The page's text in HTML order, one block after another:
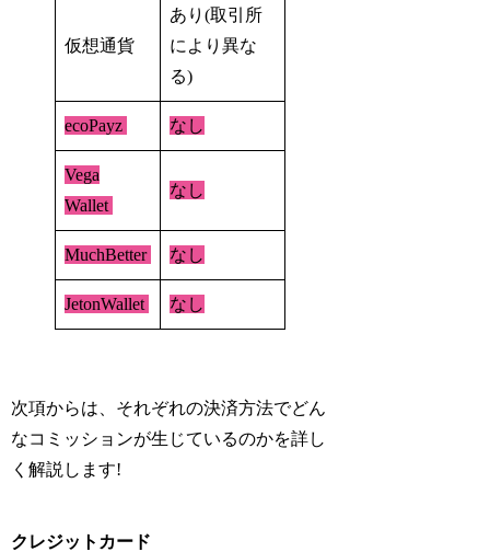
仮想通貨
あり(取引所
により異な
る)
ecoPayz なし
Vega
Wallet
なし
MuchBetter なし
JetonWallet なし
次項からは、それぞれの決済方法でどん
なコミッションが生じているのかを詳し
く解説します!
クレジットカード